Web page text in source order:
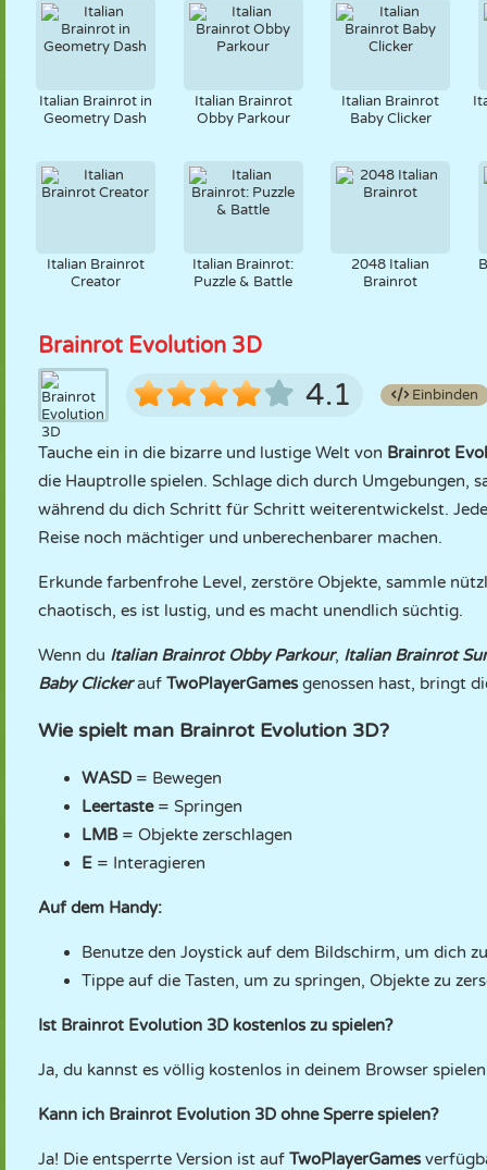
Italian Brainrot in
Geometry Dash
Italian Brainrot
Obby Parkour
Italian Brainrot
Baby Clicker
Italian Brainrot
Creator
Italian Brainrot:
Puzzle & Battle
2048 Italian
Brainrot
Brainrot Evolution 3D
4.1 Einbinden
Tauche ein in die bizarre und lustige Welt von Brainrot
die Hauptrolle spielen. Schlage dich durch Umgebungen,
während du dich Schritt für Schritt weiterentwickelst.
Reise noch mächtiger und unberechenbarer machen.
Erkunde farbenfrohe Level, zerstöre Objekte, sammle
chaotisch, es ist lustig, und es macht unendlich süchtig.
Wenn du Italian Brainrot Obby Parkour, Italian Brainrot
Baby Clickerauf TwoPlayerGamesgenossen hast, bringt
Wie spielt man Brainrot Evolution 3D?
WASD = Bewegen
Leertaste= Springen
LMB= Objekte zerschlagen
E = Interagieren
Auf dem Handy:
Benutze den Joystick auf dem Bildschirm, um dich
Tippe auf die Tasten, um zu springen, Objekte zu
Ist Brainrot Evolution 3D kostenlos zu spielen?
Ja, du kannst es völlig kostenlos in deinem Browser
Kann ich Brainrot Evolution 3D ohne Sperre spielen?
Ja! Die entsperrte Version ist auf TwoPlayerGames